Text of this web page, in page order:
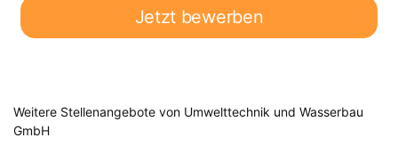
Jetzt bewerben
Weitere Stellenangebote von Umwelttechnik und Wasserbau
GmbH